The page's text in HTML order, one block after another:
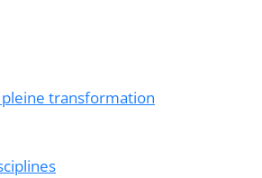
transformation